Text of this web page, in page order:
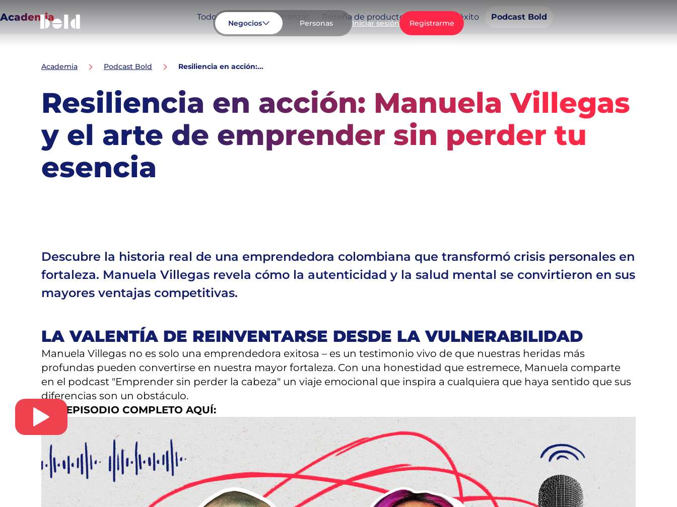
Negocios Personas Iniciar sesión Registrarme
Academia Todo Finanzas Reseña de productos Casos de éxito Podcast Bold
Breadcrumb
Academia Podcast Bold Resiliencia en acción:...
Resiliencia en acción: Manuela Villegas
y el arte de emprender sin perder tu
esencia
Temas de este artículo:
Descubre la historia real de una emprendedora colombiana que transformó crisis personales en
fortaleza. Manuela Villegas revela cómo la autenticidad y la salud mental se convirtieron en sus
mayores ventajas competitivas.
LA VALENTÍA DE REINVENTARSE DESDE LA VULNERABILIDAD
Manuela Villegas no es solo una emprendedora exitosa – es un testimonio vivo de que nuestras heridas más
profundas pueden convertirse en nuestra mayor fortaleza. Con una honestidad que estremece, Manuela comparte
en el podcast "Emprender sin perder la cabeza" un viaje emocional que inspira a cualquiera que haya sentido que sus
diferencias son un obstáculo.
VER EPISODIO COMPLETO AQUÍ:
EL AMOR DISFRAZADO DE EXIGENCIA
Crecer en Manizales bajo la tutela de su abuelo Rodolfo significó para Manuela entender el amor desde un lenguaje
diferente: la disciplina."El lenguaje del amor de él era la exigencia pura y dura," confiesa con una mezcla de nostalgia y
gratitud.
Entre entrenamientos intensos de patinaje y madrugadas sin tregua, Manuela forjó un espíritu que no conoce la
rendición, pero también acumuló cicatrices invisibles que más tarde tendría que sanar.